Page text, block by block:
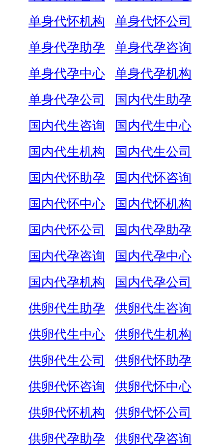
单身代怀机构
单身代怀公司
单身代孕助孕
单身代孕咨询
单身代孕中心
单身代孕机构
单身代孕公司
国内代生助孕
国内代生咨询
国内代生中心
国内代生机构
国内代生公司
国内代怀助孕
国内代怀咨询
国内代怀中心
国内代怀机构
国内代怀公司
国内代孕助孕
国内代孕咨询
国内代孕中心
国内代孕机构
国内代孕公司
供卵代生助孕
供卵代生咨询
供卵代生中心
供卵代生机构
供卵代生公司
供卵代怀助孕
供卵代怀咨询
供卵代怀中心
供卵代怀机构
供卵代怀公司
供卵代孕助孕
供卵代孕咨询